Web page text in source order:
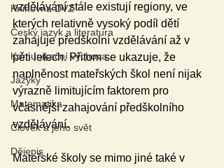
Knihovna DVZ
Český jazyk a literatura
Komunikační výchova
Jazyky
Matematika
Člověk a jeho svět
Dějepis
vzdělávání stále existují regiony, ve
kterých relativně vysoký podíl dětí
zahajuje předškolní vzdělávání až v
pěti letech. Přitom se ukazuje, že
naplněnost mateřských škol není nijak
výrazně limitujícím faktorem pro
včasnější zahajování předškolního
vzdělávání.
Mateřské školy se mimo jiné také v